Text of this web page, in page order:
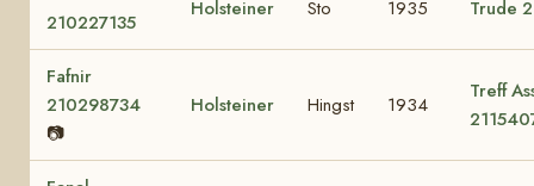
210227135
Holsteiner Sto 1935 Trude
Fafnir
210298734
📷
Holsteiner Hingst 1934
Treff